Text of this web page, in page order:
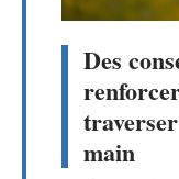
Des
main